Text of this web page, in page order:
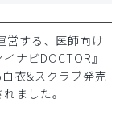
営する、医師向け
ナビDOCTOR』
衣&スクラブ発売
ました。